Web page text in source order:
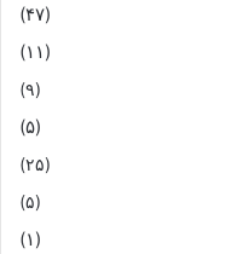
(۴۷)
(۱۱)
(۹)
(۵)
(۲۵)
(۵)
(۱)